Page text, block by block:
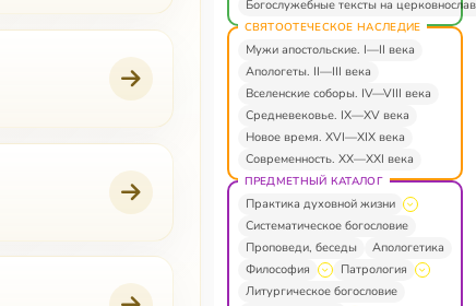
Богослужебные тексты на
СВЯТООТЕЧЕСКОЕ НАСЛЕДИЕ
Мужи апостольские. I—II века
Апологеты. II—III века
Вселенские соборы. IV—VIII века
Средневековье. IX—XV века
Новое время. XVI—XIX века
Современность. XX—XXI века
ПРЕДМЕТНЫЙ КАТАЛОГ
Практика духовной жизни
Систематическое богословие
Проповеди, беседы
Апологетика
Философия
Патрология
Литургическое богословие